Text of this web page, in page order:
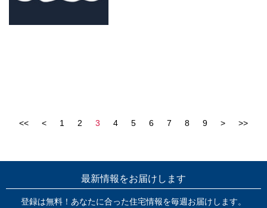
<< < 1 2 3 4 5 6 7 8 9 > >>
最新情報をお届けします
登録は無料！あなたに合った住宅情報を毎週お届けします。